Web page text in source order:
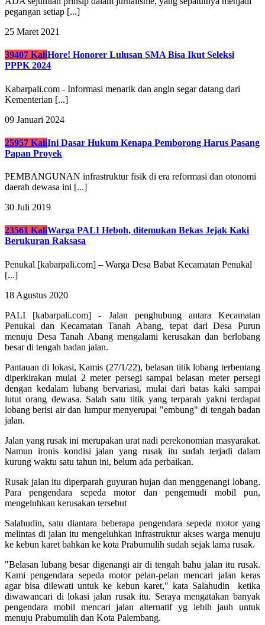
pegangan setiap [...]
25 Maret 2021
39407 KaliHore! Honorer Lulusan SMA Bisa Ikut Seleksi
PPPK 2024
Kabarpali.com - Informasi menarik dan angin segar datang dari
Kementerian [...]
09 Januari 2024
25957 KaliIni Dasar Hukum Kenapa Pemborong Harus Pasang
Papan Proyek
PEMBANGUNAN infrastruktur fisik di era reformasi dan otonomi
daerah dewasa ini [...]
30 Juli 2019
23561 KaliWarga PALI Heboh, ditemukan Bekas Jejak Kaki
Berukuran Raksasa
Penukal [kabarpali.com] – Warga Desa Babat Kecamatan Penukal
[...]
18 Agustus 2020
PALI [kabarpali.com] - Jalan penghubung antara Kecamatan
Penukal dan Kecamatan Tanah Abang, tepat dari Desa Purun
menuju Desa Tanah Abang mengalami kerusakan dan berlobang
besar di tengah badan jalan.
Pantauan di lokasi, Kamis (27/1/22), belasan titik lobang terbentang
diperkirakan mulai 2 meter persegi sampai belasan meter persegi
dengan kedalam lubang bervariasi, mulai dari batas kaki sampai
lutut orang dewasa. Salah satu titik yang terparah yakni terdapat
lobang berisi air dan lumpur menyerupai "embung" di tengah badan
jalan.
Jalan yang rusak ini merupakan urat nadi perekonomian masyarakat.
Namun ironis kondisi jalan yang rusak itu sudah terjadi dalam
kurung waktu satu tahun ini, belum ada perbaikan.
Rusak jalan itu diperparah guyuran hujan dan menggenangi lobang.
Para pengendara sepeda motor dan pengemudi mobil pun,
mengeluhkan kerusakan tersebut
Salahudin, satu diantara beberapa pengendara sepeda motor yang
melintas di jalan itu mengeluhkan infrastruktur akses warga menuju
ke kebun karet bahkan ke kota Prabumulih sudah sejak lama rusak.
"Belasan lubang besar digenangi air di tengah bahu jalan itu rusak.
Kami pengendara sepeda motor pelan-pelan mencari jalan keras
agar bisa dilewati untuk ke kebun karet," kata Salahudin ketika
diwawancari di lokasi jalan rusak itu. Seraya mengatakan banyak
pengendara mobil mencari jalan alternatif yg lebih jauh untuk
menuju Prabumulih dan Kota Palembang.